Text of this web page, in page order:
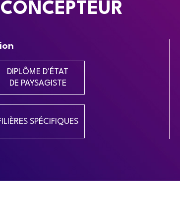
DIPLÔME D'ÉTAT
DE PAYSAGISTE
SPÉCIFIQUES